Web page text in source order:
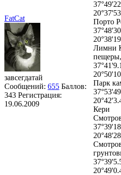
FatCat
завсегдатай
Сообщений: 655 Баллов:
343 Регистрация:
19.06.2009
Порто
Лимни
Парк
Кери